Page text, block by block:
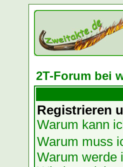
2T-Forum bei
Registrieren
Warum kann
Warum muss
Warum werde